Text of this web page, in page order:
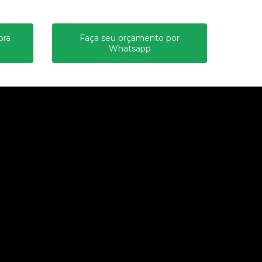
Faça seu orçamento por
Whatsapp